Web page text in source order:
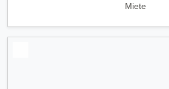
Miete